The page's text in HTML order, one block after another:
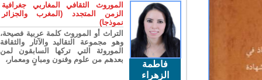
فاطمة
الزهراء
الموروث الثقافي المغاربي جغرافية
الزمن المتجدد (المغرب والجزائر
نموذجا)
التراث أو الموروث كلمة عربية فصيحة،
وهو مجموعة التقاليد والآثار والثقافة
الموروثة التي تركها السابقون لمن
بعدهم من علوم وفنون ومبانٍ ومعمار،